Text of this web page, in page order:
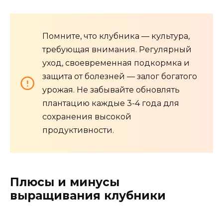
Помните, что клубника — культура,
требующая внимания. Регулярный
уход, своевременная подкормка и
защита от болезней — залог богатого
урожая. Не забывайте обновлять
плантацию каждые 3-4 года для
сохранения высокой
продуктивности.
Плюсы и минусы
выращивания клубники